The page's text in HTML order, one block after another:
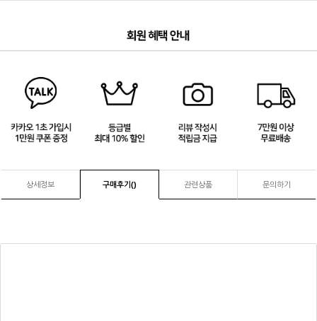
상세정보 구매후기() 관련상품 문의하기